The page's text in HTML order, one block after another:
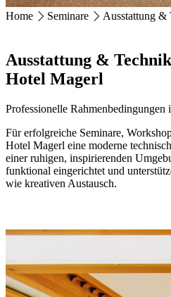
HOTEL
4810
Home Seminare Ausstattung &
Ausstattung &
Hotel Magerl
Professionelle Rahmenbedingungen
Für erfolgreiche Seminare,
Hotel Magerl eine moderne
einer ruhigen, inspirierenden
funktional eingerichtet und
wie kreativen Austausch.